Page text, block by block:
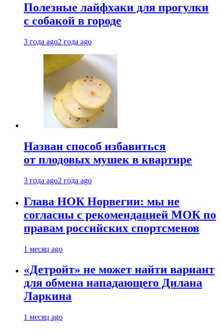
Полезные лайфхаки для прогулки
с собакой в городе
3 года ago2 года ago
Назван способ избавиться
от плодовых мушек в квартире
3 года ago2 года ago
Глава НОК Норвегии: мы не
согласны с рекомендацией МОК по
правам российских спортсменов
1 месяц ago
«Детройт» не может найти вариант
для обмена нападающего Дилана
Ларкина
1 месяц ago